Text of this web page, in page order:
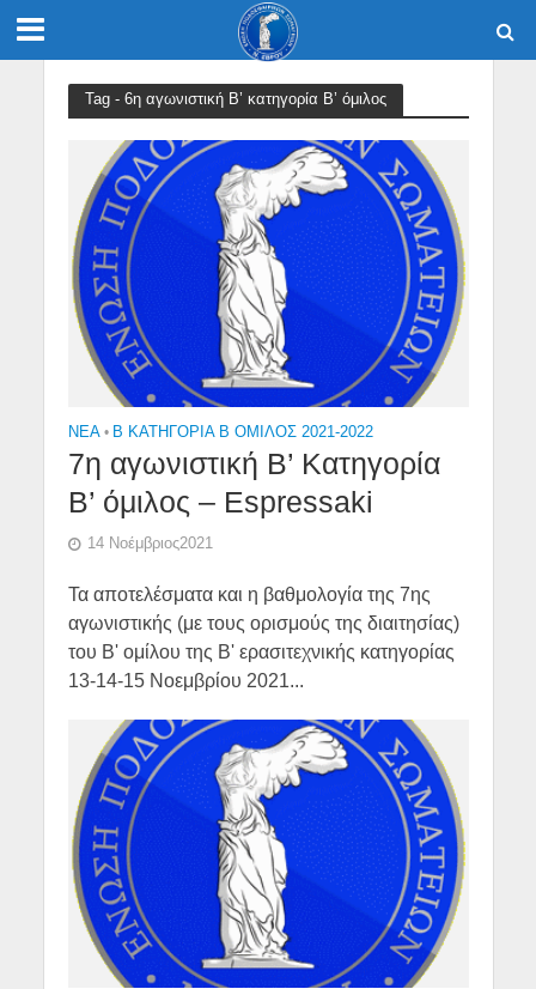
Tag - 6η αγωνιστική Β’ κατηγορία Β’ όμιλος
NEA • Β ΚΑΤΗΓΟΡΙΑ Β ΟΜΙΛΟΣ 2021-2022
7η αγωνιστική Β’ Κατηγορία
Β’ όμιλος – Espressaki
14 Νοέμβριος2021
Τα αποτελέσματα και η βαθμολογία της 7ης
αγωνιστικής (με τους ορισμούς της διαιτησίας)
του Β' ομίλου της Β' ερασιτεχνικής κατηγορίας
13-14-15 Νοεμβρίου 2021...